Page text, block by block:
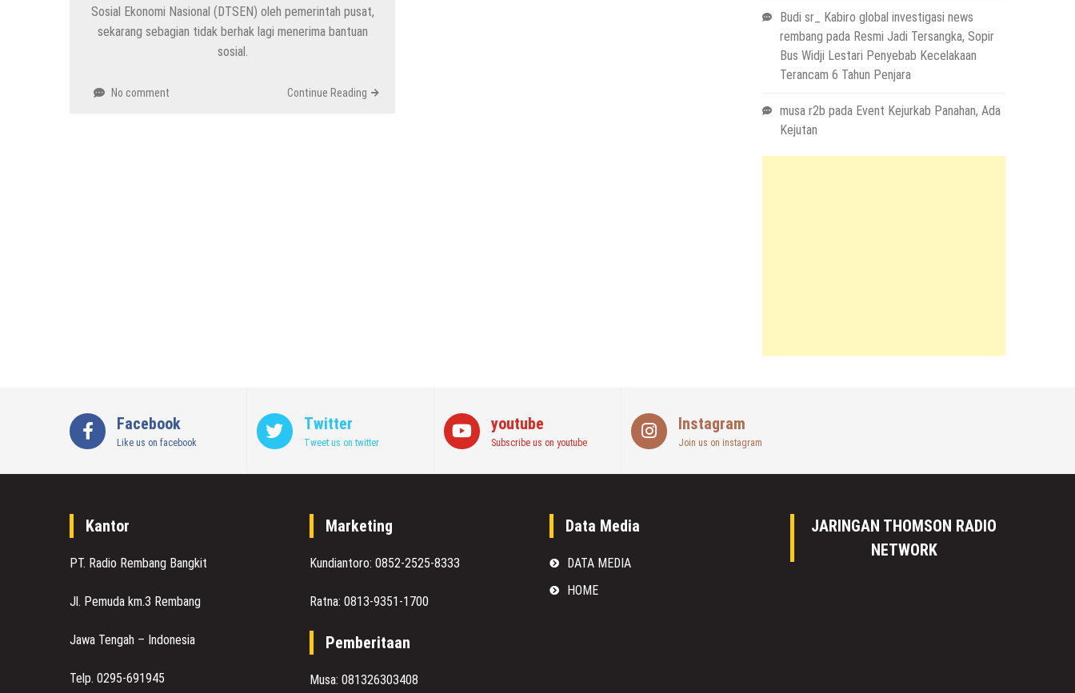
Sosial Ekonomi Nasional (DTSEN) oleh pemerintah pusat,
sekarang sebagian tidak berhak lagi menerima bantuan
sosial.
No comment Continue Reading
Budi sr_ Kabiro global investigasi news
rembang pada Resmi Jadi Tersangka, Sopir
Bus Widji Lestari Penyebab Kecelakaan
Terancam 6 Tahun Penjara
musa r2b pada Event Kejurkab Panahan, Ada
Kejutan
Facebook
Like us on facebook
Twitter
Tweet us on twitter
youtube
Subscribe us on youtube
Instagram
Join us on instagram
Kantor
PT. Radio Rembang Bangkit
Jl. Pemuda km.3 Rembang
Jawa Tengah – Indonesia
Telp. 0295-691945
Marketing
Kundiantoro: 0852-2525-8333
Ratna: 0813-9351-1700
Pemberitaan
Musa: 081326303408
Data Media
DATA MEDIA
HOME
JARINGAN THOMSON RADIO
NETWORK